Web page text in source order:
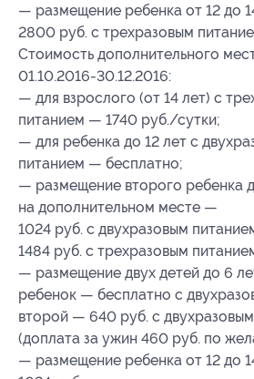
— размещение ребенка от 12 до
2800 руб. с трехразовым
Стоимость дополнительного
01.10.2016-30.12.2016:
— для взрослого (от 14 лет) с
питанием — 1740 руб./сутки;
— для ребенка до 12 лет с
питанием — бесплатно;
— размещение второго ребенка
на дополнительном месте —
1024 руб. с двухразовым
1484 руб. с трехразовым
— размещение двух детей до 6
ребенок — бесплатно с
второй — 640 руб. с
(доплата за ужин 460 руб. по
— размещение ребенка от 12 до